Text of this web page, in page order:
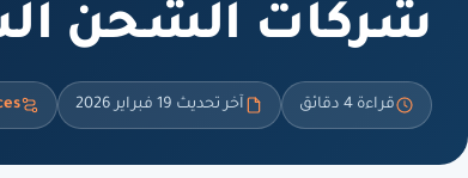
شركات الشحن
قراءة 4 دقائق آخر تحديث 19 فبراير 2026